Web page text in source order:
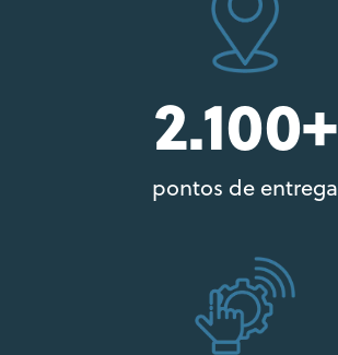
2.100+
pontos de entrega